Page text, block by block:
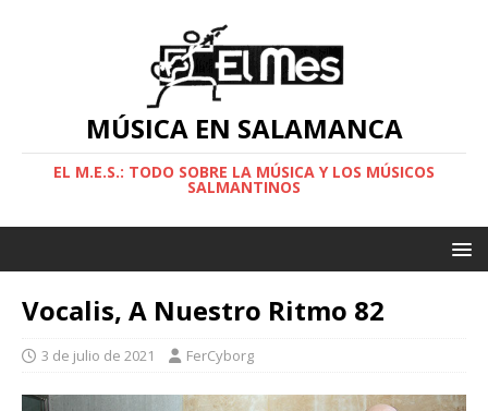
MÚSICA EN SALAMANCA
EL M.E.S.: TODO SOBRE LA MÚSICA Y LOS MÚSICOS
SALMANTINOS
Vocalis, A Nuestro Ritmo 82
3 de julio de 2021 FerCyborg